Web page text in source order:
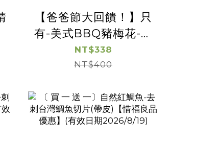
【爸爸節大回饋！】只
有-美式BBQ豬梅花-｜
兩包88折｜有效日期
2026/9/23
NT$338
NT$400